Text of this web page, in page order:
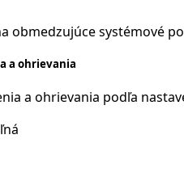
obmedzujúce systémové
a ohrievania
a ohrievania podľa